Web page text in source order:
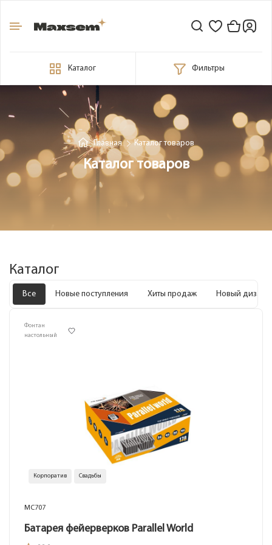
Каталог Фильтры
Главная Каталог товаров
Каталог товаров
Каталог
Все Новые поступления Хиты продаж Новый дизайн
Фонтан
настольный
Корпоратив Свадьбы
MC707
Батарея фейерверков Parallel World